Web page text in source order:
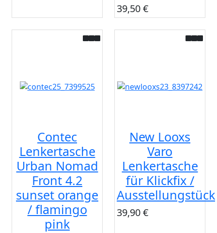
39,50 €
Contec
Lenkertasche
Urban Nomad
Front 4.2
sunset orange
/ flamingo
pink
New Looxs
Varo
Lenkertasche
für Klickfix /
Ausstellungstück
39,90 €